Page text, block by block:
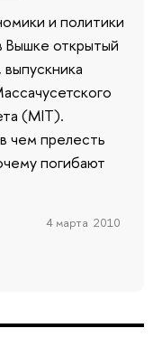
и политики
Вышке открытый
(MIT).
чем прелесть
погибают
4 марта 2010